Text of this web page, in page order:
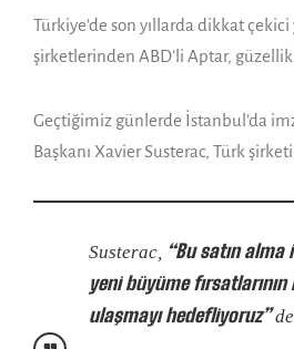
Türkiye’de son yıllar­da dikkat
şirketlerinden ABD’li Aptar, güzellik
Geçtiğimiz günlerde İstanbul’da
Başkanı Xavier Susterac, Türk
Susterac, “Bu satın
yeni büyüme
ulaşmayı hedefliyoruz”